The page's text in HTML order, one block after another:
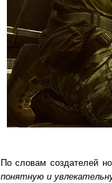
По словам создателей
понятную и